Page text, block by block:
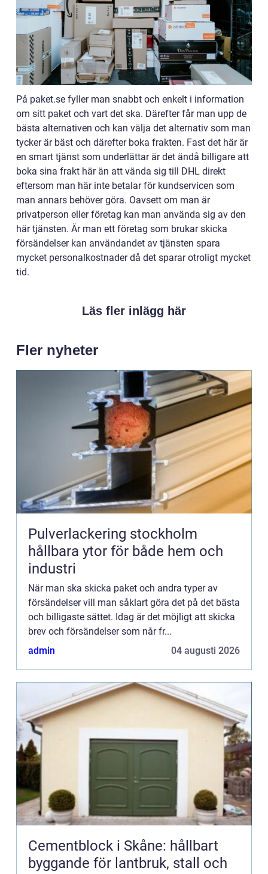
På paket.se fyller man snabbt och enkelt i information
om sitt paket och vart det ska. Därefter får man upp de
bästa alternativen och kan välja det alternativ som man
tycker är bäst och därefter boka frakten. Fast det här är
en smart tjänst som underlättar är det ändå billigare att
boka sina frakt här än att vända sig till DHL direkt
eftersom man här inte betalar för kundservicen som
man annars behöver göra. Oavsett om man är
privatperson eller företag kan man använda sig av den
här tjänsten. Är man ett företag som brukar skicka
försändelser kan användandet av tjänsten spara
mycket personalkostnader då det sparar otroligt mycket
tid.
Läs fler inlägg här
Fler nyheter
Pulverlackering stockholm
hållbara ytor för både hem och
industri
När man ska skicka paket och andra typer av
försändelser vill man såklart göra det på det bästa
och billigaste sättet. Idag är det möjligt att skicka
brev och försändelser som når fr...
admin
04 augusti 2026
Cementblock i Skåne: hållbart
byggande för lantbruk, stall och